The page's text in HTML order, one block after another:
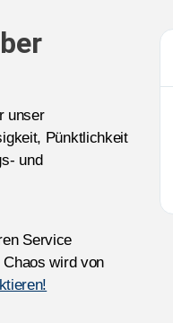
unser
Pünktlichkeit
und
Service
wird von